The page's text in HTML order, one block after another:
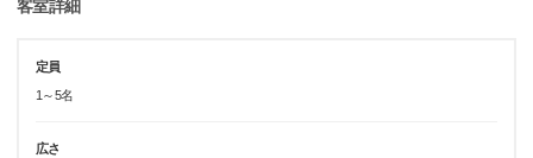
客室詳細
定員
1～5名
広さ